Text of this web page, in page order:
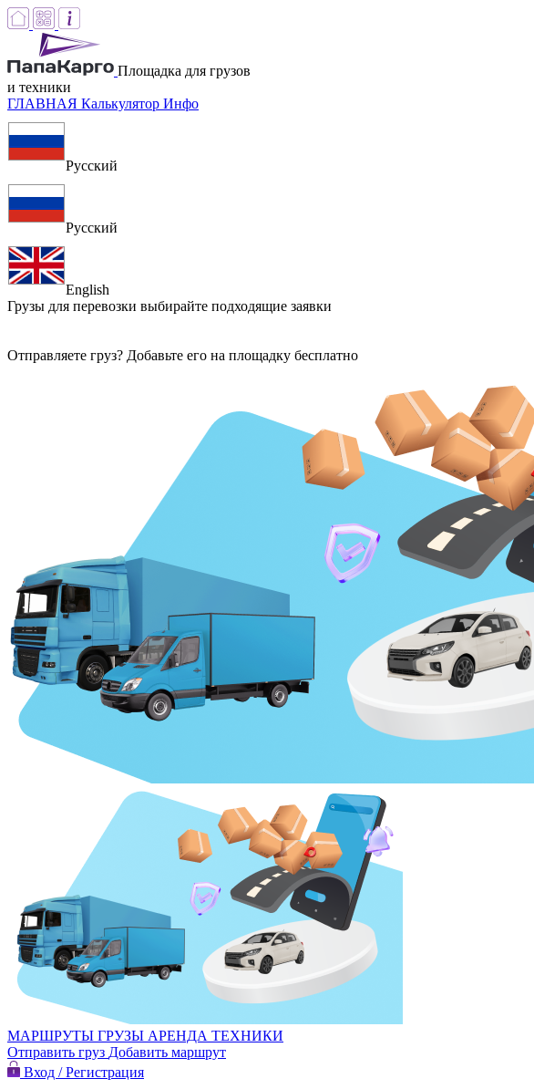
Площадка для грузов
и техники
ГЛАВНАЯ Калькулятор Инфо
Русский
Русский
English
Грузы для перевозки выбирайте подходящие заявки
Отправляете груз? Добавьте его на площадку бесплатно
МАРШРУТЫ ГРУЗЫ АРЕНДА ТЕХНИКИ
Отправить груз Добавить маршрут
Вход / Регистрация